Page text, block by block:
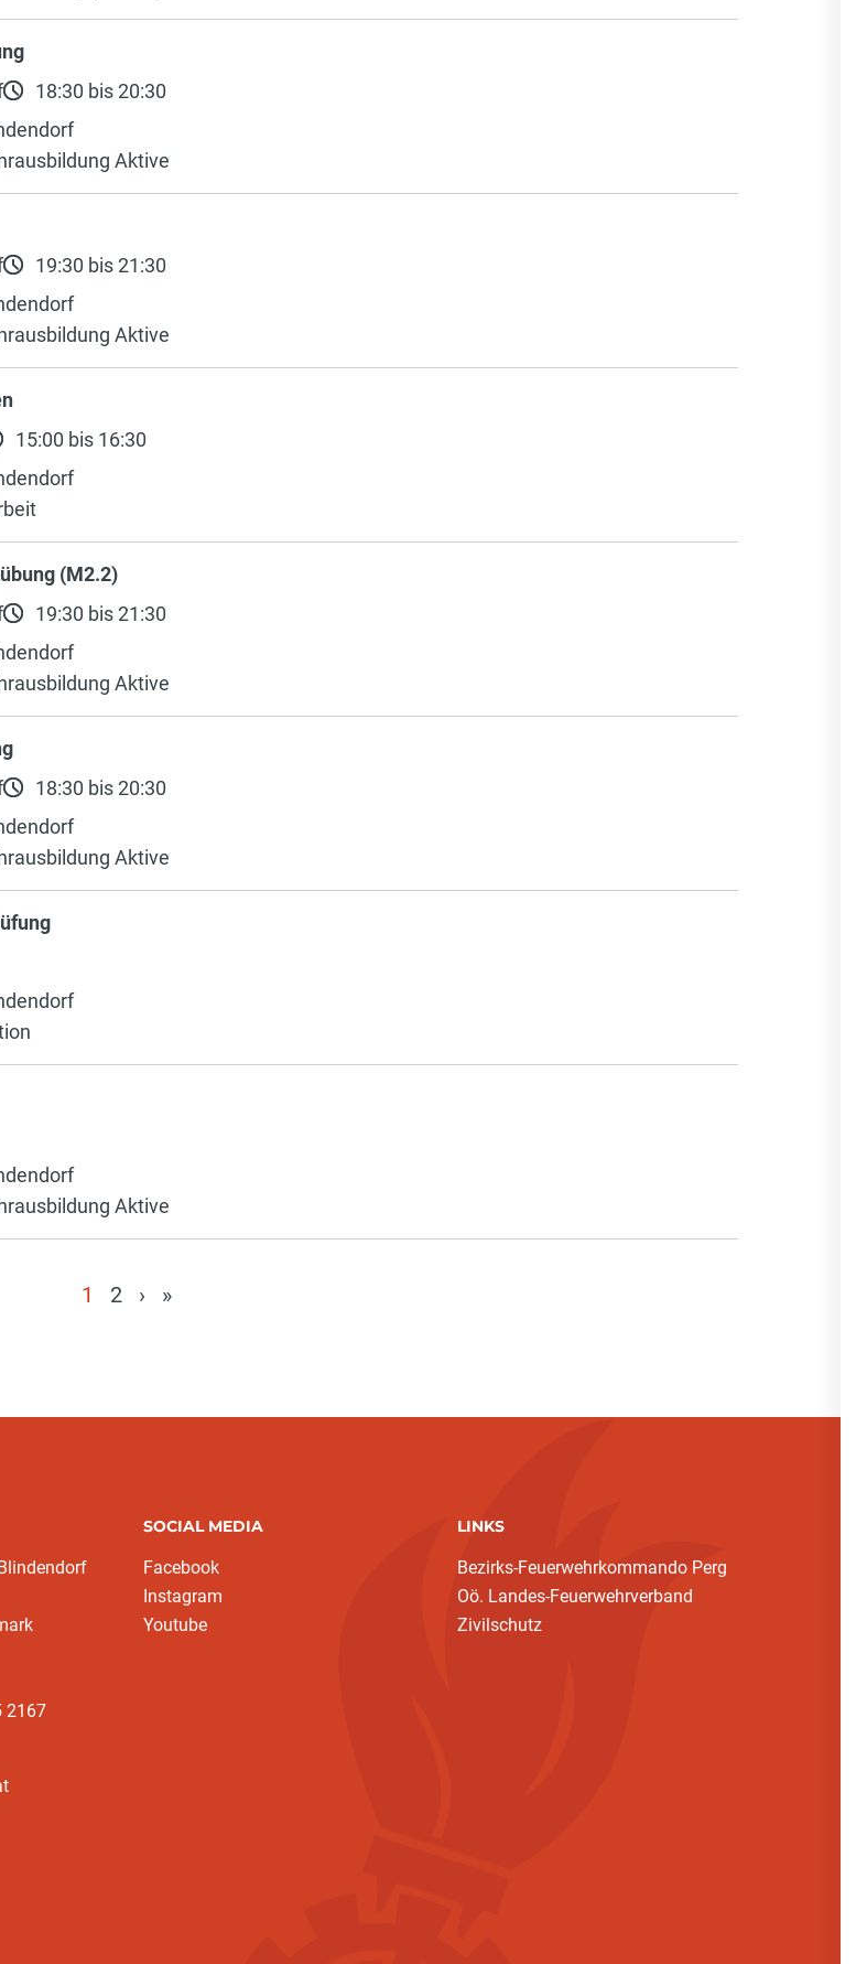
18:30 bis 20:30
Aktive
19:30 bis 21:30
Aktive
15:00 bis 16:30
(M2.2)
19:30 bis 21:30
Aktive
18:30 bis 20:30
Aktive
Aktive
1 2 › »
2167
SOCIAL MEDIA
Facebook
Instagram
Youtube
LINKS
Bezirks-Feuerwehrkommando Perg
Oö. Landes-Feuerwehrverband
Zivilschutz